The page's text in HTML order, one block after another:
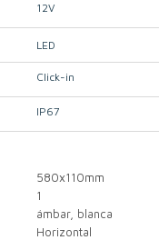
12V
LED
Click-in
IP67
580x110mm
1
ámbar, blanca
Horizontal